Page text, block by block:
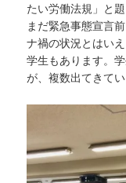
たい労働法規」と
まだ緊急事態宣言
ナ禍の状況とはい
学生もあります。
が、複数出てきてい